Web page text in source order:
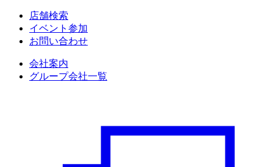
店舗検索
イベント参加
お問い合わせ
会社案内
グループ会社一覧